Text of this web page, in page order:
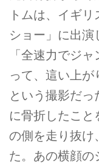
トムは、イギ
ショー」に出演
「全速力でジ
って、這い上が
という撮影だ
に骨折したこと
の側を走り抜け
た。あの横顔の